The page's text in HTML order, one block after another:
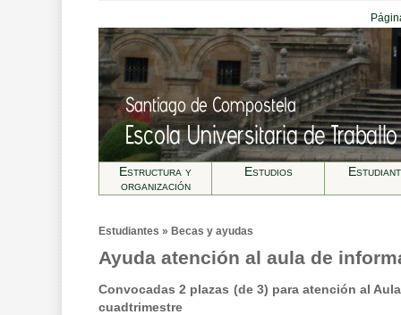
Estructura y
organización
Estudios
Estudiantes » Becas y ayudas
Ayuda atención al aula de
Convocadas 2 plazas (de 3) para atención al
cuadtrimestre